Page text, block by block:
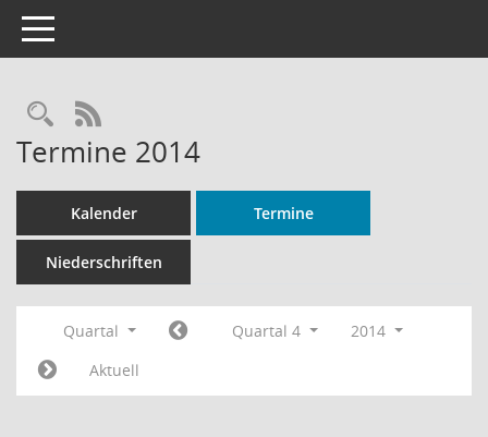
Toggle navigation
Rechercheauswahl
RSS-Feed
Termine 2014
Kalender Termine
Niederschriften
Quartal Quartal 4
2014
Aktuell